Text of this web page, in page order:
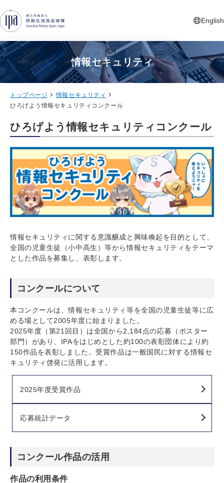
English
新しいタ
目的別 検索 お問い合わせ メニュー
情報セキュリティ
トップページ
情報セキュリティ
ひろげよう情報セキュリティコンクール
ひろげよう情報セキュリティコンクール
情報セキュリティに関する意識醸成と興味喚起を目的として、
全国の児童生徒（小中高生）等から情報セキュリティをテーマ
とした作品を募集し、表彰します。
コンクールについて
本コンクールは、情報セキュリティ等を全国の児童生徒等に広
める場として2005年度に始まりました。
2025年度（第21回目）は全国から2,184点の応募（ポスター
部門）があり、IPAをはじめとした約100の表彰団体により約
150作品を表彰しました。受賞作品は一般国民に対する情報セ
キュリティ啓発に活用します。
2025年度受賞作品
応募統計データ
コンクール作品の活用
作品の利用条件